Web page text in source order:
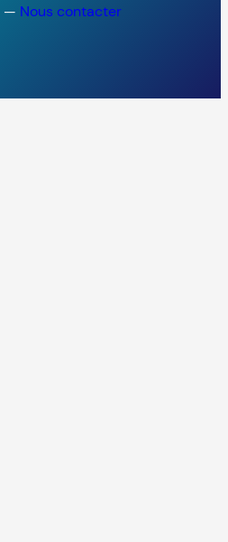
— Nous contacter